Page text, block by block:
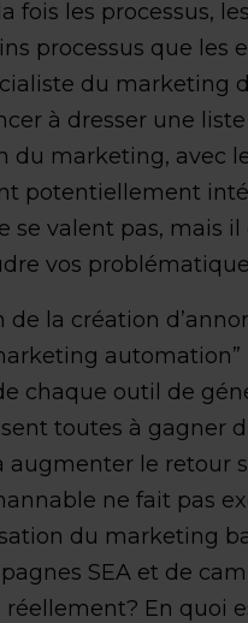
fois les processus,
processus que les
du marketing
à dresser une
du marketing, avec
potentiellement
se valent pas, mais
vos
de la création
automation”
chaque outil de
toutes à gagner
augmenter le retour
ne fait pas
du marketing
SEA et de
En quoi